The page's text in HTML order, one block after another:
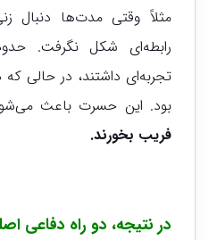
مثلاً وقتی مدت‌ها دنبال
بود. این حسرت باعث
فریب بخورند.
در نتیجه، دو راه دفاعی